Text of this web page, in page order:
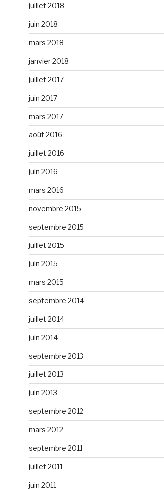
juillet 2018
juin 2018
mars 2018
janvier 2018
juillet 2017
juin 2017
mars 2017
août 2016
juillet 2016
juin 2016
mars 2016
novembre 2015
septembre 2015
juillet 2015
juin 2015
mars 2015
septembre 2014
juillet 2014
juin 2014
septembre 2013
juillet 2013
juin 2013
septembre 2012
mars 2012
septembre 2011
juillet 2011
juin 2011